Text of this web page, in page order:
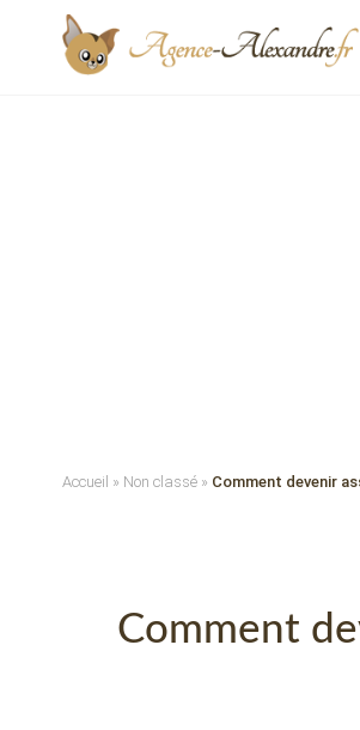
Accueil » Non classé » Comment devenir
Comment